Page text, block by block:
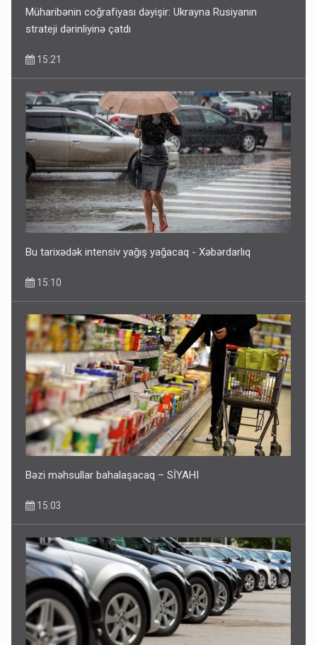
Müharibənin coğrafiyası dəyişir: Ukrayna Rusiyanın
strateji dərinliyinə çatdı
15:21
Bu tarixədək intensiv yağış yağacaq - Xəbərdarlıq
15:10
Bəzi məhsullar bahalaşacaq – SİYAHI
15:03